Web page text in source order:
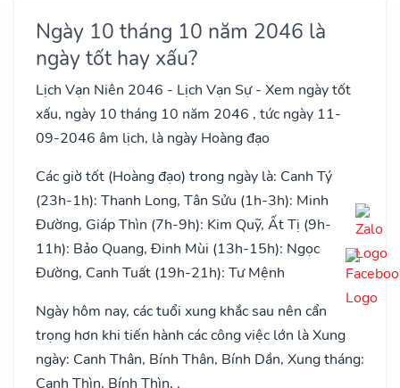
Ngày 10 tháng 10 năm 2046 là
ngày tốt hay xấu?
Lịch Vạn Niên 2046 - Lịch Vạn Sự - Xem ngày tốt
xấu, ngày 10 tháng 10 năm 2046 , tức ngày 11-
09-2046 âm lịch, là ngày Hoàng đạo
Các giờ tốt (Hoàng đạo) trong ngày là: Canh Tý
(23h-1h): Thanh Long, Tân Sửu (1h-3h): Minh
Đường, Giáp Thìn (7h-9h): Kim Quỹ, Ất Tị (9h-
11h): Bảo Quang, Đinh Mùi (13h-15h): Ngọc
Đường, Canh Tuất (19h-21h): Tư Mệnh
Ngày hôm nay, các tuổi xung khắc sau nên cẩn
trọng hơn khi tiến hành các công việc lớn là Xung
ngày: Canh Thân, Bính Thân, Bính Dần, Xung tháng:
Canh Thìn, Bính Thìn, .